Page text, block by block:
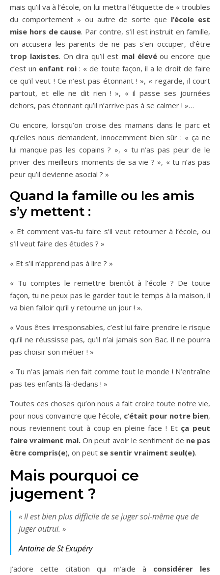
mais qu’il va à l’école, on lui mettra l’étiquette de « troubles
du comportement » ou autre de sorte que l’école est
mise hors de cause. Par contre, s’il est instruit en famille,
on accusera les parents de ne pas s’en occuper, d’être
trop laxistes. On dira qu’il est mal élevéou encore que
c’est un enfant roi : « de toute façon, il a le droit de faire
ce qu’il veut ! Ce n’est pas étonnant ! », « regarde, il court
partout, et elle ne dit rien ! », « il passe ses journées
dehors, pas étonnant qu’il n’arrive pas à se calmer ! »…
Ou encore, lorsqu’on croise des mamans dans le parc et
qu’elles nous demandent, innocemment bien sûr : « ça ne
lui manque pas les copains ? », « tu n’as pas peur de le
priver des meilleurs moments de sa vie ? », « tu n’as pas
peur qu’il devienne asocial ? »
Quand la famille ou les amis
s’y mettent :
« Et comment vas-tu faire s’il veut retourner à l‘école, ou
s’il veut faire des études ? »
« Et s’il n’apprend pas à lire ? »
« Tu comptes le remettre bientôt à l’école ? De toute
façon, tu ne peux pas le garder tout le temps à la maison, il
va bien falloir qu’il y retourne un jour ! ».
« Vous êtes irresponsables, c’est lui faire prendre le risque
qu’il ne réussisse pas, qu’il n’ai jamais son Bac. Il ne pourra
pas choisir son métier ! »
« Tu n’as jamais rien fait comme tout le monde ! N’entraîne
pas tes enfants là-dedans ! »
Toutes ces choses qu’on nous a fait croire toute notre vie,
pour nous convaincre que l’école, c’était pour notre bien,
nous reviennent tout à coup en pleine face ! Et ça peut
faire vraiment mal. On peut avoir le sentiment de ne pas
être compris(e), on peut se sentir vraiment seul(e).
Mais pourquoi ce
jugement ?
« Il est bien plus difficile de se juger soi-même que de
juger autrui. »
Antoine de St Exupéry
J’adore cette citation qui m’aide à considérer les